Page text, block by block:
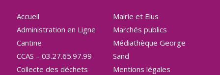
Accueil
Administration en Ligne
Cantine
CCAS – 03.27.65.97.99
Collecte des déchets
Mairie et Elus
Marchés publics
Médiathèque George
Sand
Mentions légales